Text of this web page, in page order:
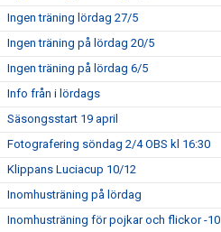
Ingen träning lördag 27/5
Ingen träning på lördag 20/5
Ingen träning på lördag 6/5
Info från i lördags
Säsongsstart 19 april
Fotografering söndag 2/4 OBS kl 16:30
Klippans Luciacup 10/12
Inomhusträning på lördag
Inomhusträning för pojkar och flickor -10